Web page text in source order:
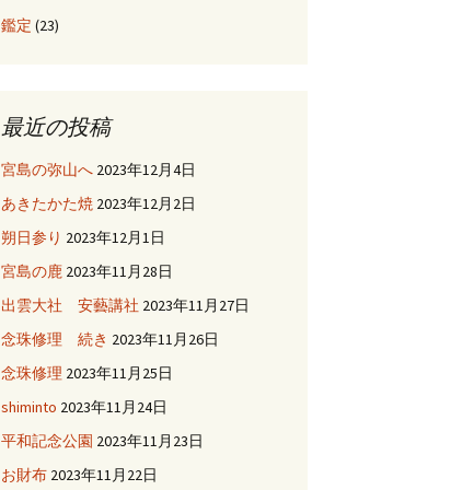
鑑定 (23)
最近の投稿
宮島の弥山へ 2023年12月4日
あきたかた焼 2023年12月2日
朔日参り 2023年12月1日
宮島の鹿 2023年11月28日
出雲大社 安藝講社 2023年11月27日
念珠修理 続き 2023年11月26日
念珠修理 2023年11月25日
shiminto 2023年11月24日
平和記念公園 2023年11月23日
お財布 2023年11月22日